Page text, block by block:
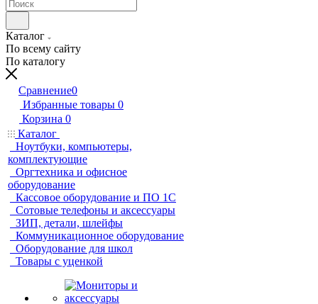
Каталог
По всему сайту
По каталогу
Сравнение0
Избранные товары 0
Корзина 0
Каталог
Ноутбуки, компьютеры,
комплектующие
Оргтехника и офисное
оборудование
Кассовое оборудование и ПО 1С
Сотовые телефоны и аксессуары
ЗИП, детали, шлейфы
Коммуникационное оборудование
Оборудование для школ
Товары с уценкой